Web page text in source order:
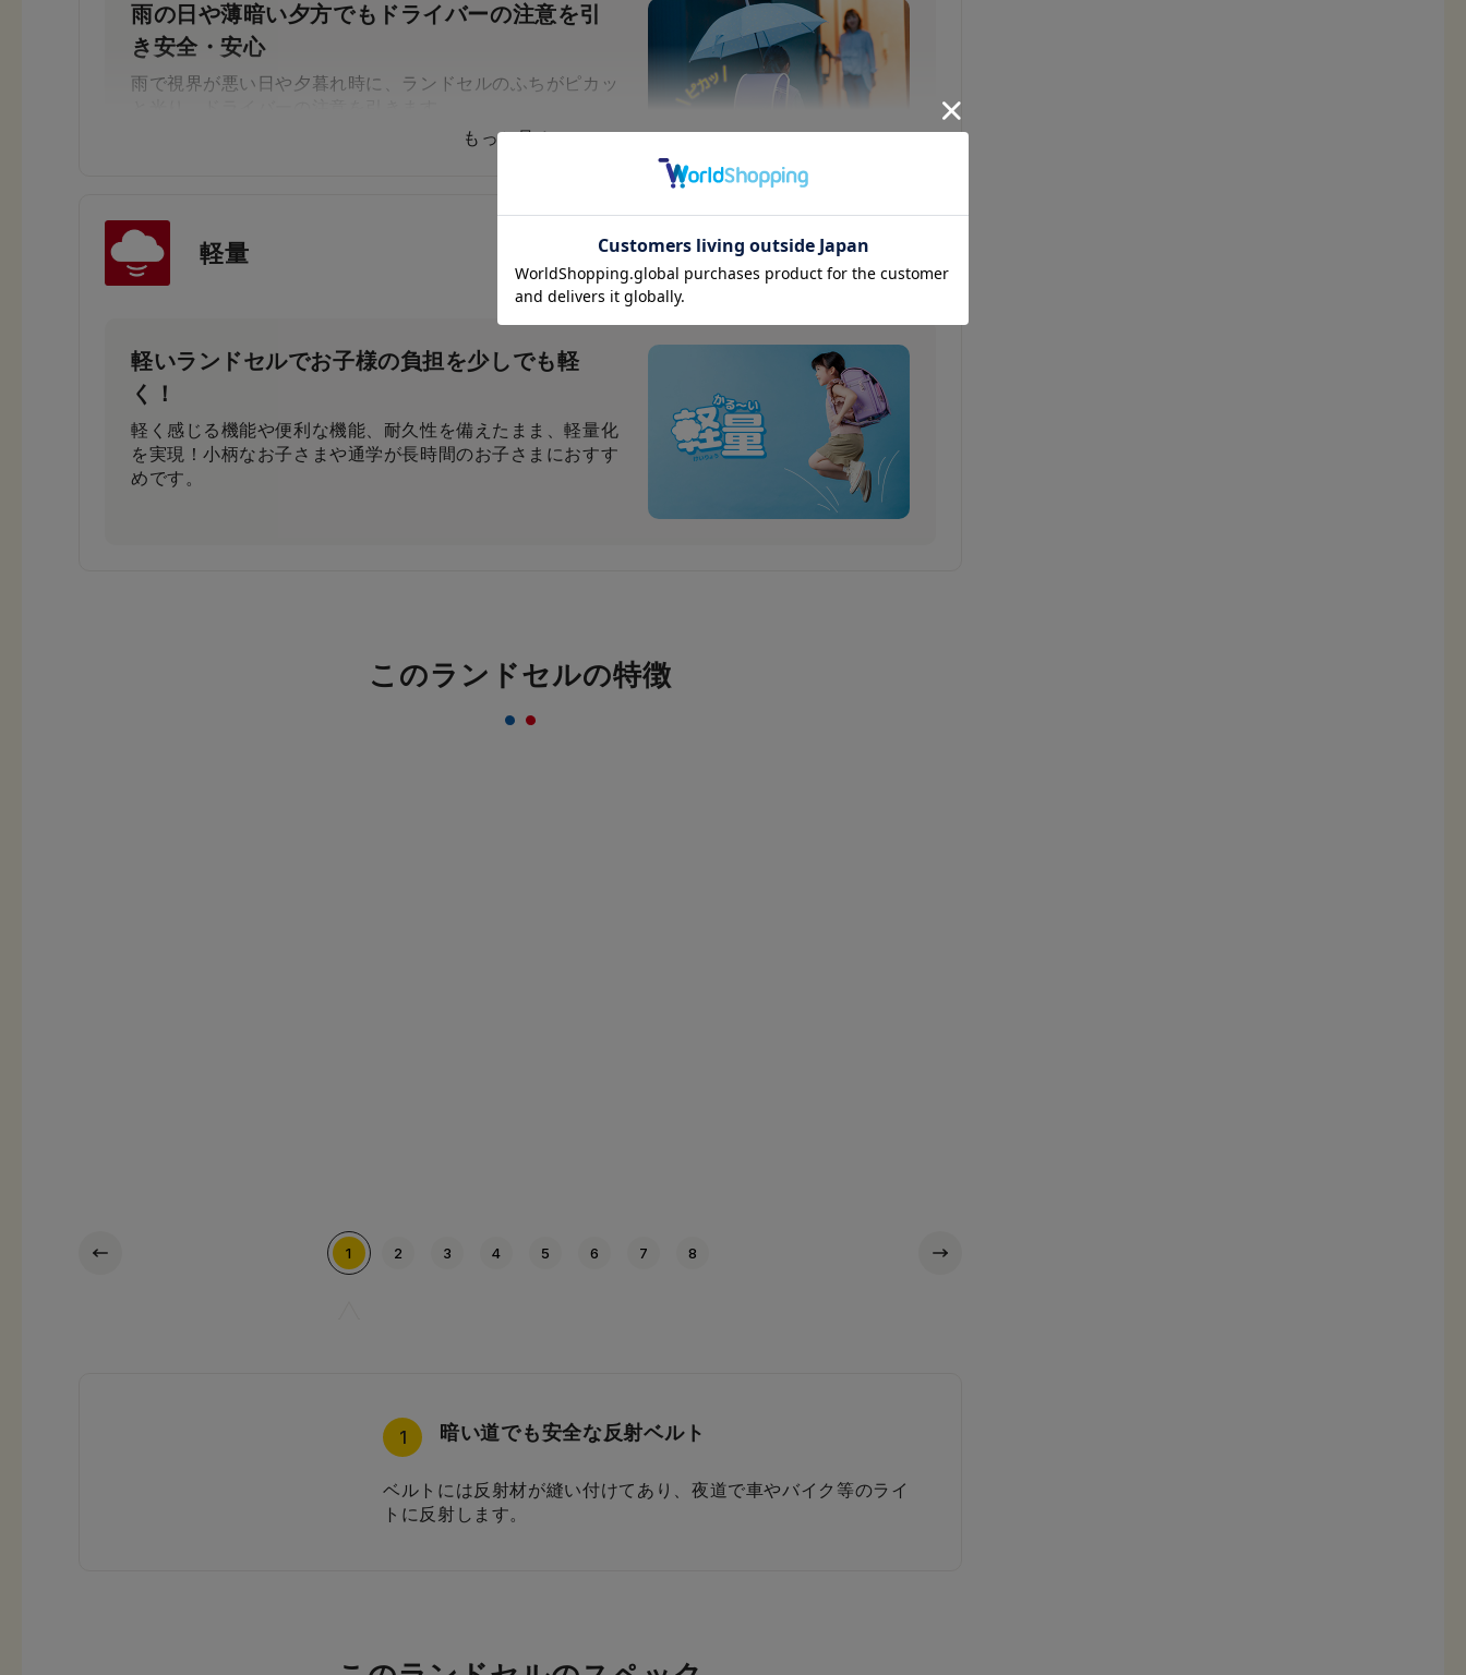
雨の日や薄暗い夕方でもドライバーの注意を引
き安全・安心
雨で視界が悪い日や夕暮れ時に、ランドセルのふちがピカッ
反射材なのにデザインはおしゃれ＆かっこいい
は素材の上に特殊加工を施すことにより、素材のカラーをそ
のまま活かすことを実現。ランドセルのデザインはおしゃれ
＆かっこいいまま！
もっと見る
軽量
軽いランドセルでお子様の負担を少しでも軽
く！
軽く感じる機能や便利な機能、耐久性を備えたまま、軽量化
を実現！小柄なお子さまや通学が長時間のお子さまにおすす
めです。
このランドセルの特徴
1 2 3 4 5 6 7 8
1 暗い道でも安全な反射ベルト
ベルトには反射材が縫い付けてあり、夜道で車やバイク等のライ
トに反射します。
2 片側についたナスカン
約25kgの負荷がかかると外れる安全ナスカンは、片側にのみ搭載
されています。
3 シンプルなカブセデザイン
カブセのステッチは、本体色に合うカラーでシンプルに仕上げて
います。
4 シンプルなびょう
ランドセルのイメージを崩さない、シンプルなびょうを使用して
います。
5 エアーフレッシュの背あて
通気性に優れたエアーフレッシュの背当て。背中がムレにくく、
水や汚れをはじくのでお子さまの背中をいつも清潔に保てます。
6 A4フラットファイルがすっきり入る幅
軽量タイプながら、大マチの容量はそのまま。A4フラットファイ
ルがすっぽり入ります。
7 シンプルな内装
シンプルで丈夫な内装、お手入れし易く、長期間大切な教科書や
文房具を守ります。
8 軽さを重視した前ポケット
前ポケットは装飾を最小限に。やさしいイメージに仕上げていま
す。